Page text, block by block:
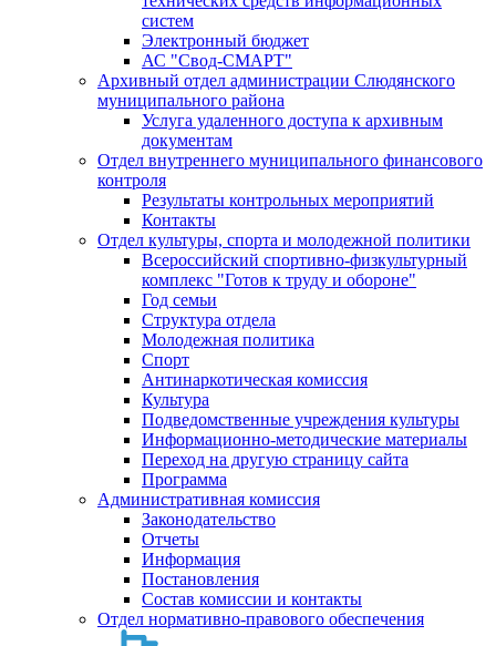
систем
Электронный бюджет
АС "Свод-СМАРТ"
Архивный отдел администрации Слюдянского
муниципального района
Услуга удаленного доступа к архивным
документам
Отдел внутреннего муниципального финансового
контроля
Результаты контрольных мероприятий
Контакты
Отдел культуры, спорта и молодежной политики
Всероссийский спортивно-физкультурный
комплекс "Готов к труду и обороне"
Год семьи
Структура отдела
Молодежная политика
Спорт
Антинаркотическая комиссия
Культура
Подведомственные учреждения культуры
Информационно-методические материалы
Переход на другую страницу сайта
Программа
Административная комиссия
Законодательство
Отчеты
Информация
Постановления
Состав комиссии и контакты
Отдел нормативно-правового обеспечения